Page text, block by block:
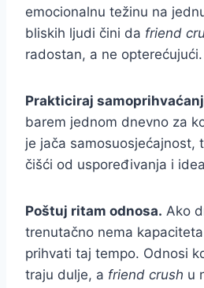
emocionalnu težinu na
bliskih ljudi čini da friend
radostan, a ne opterećujući.
Prakticiraj
barem jednom dnevno za
je jača samosuosjećajnost,
čišći od uspoređivanja i
Poštuj ritam odnosa. Ako
trenutačno nema
prihvati taj tempo. Odnosi
traju dulje, a friend crush u